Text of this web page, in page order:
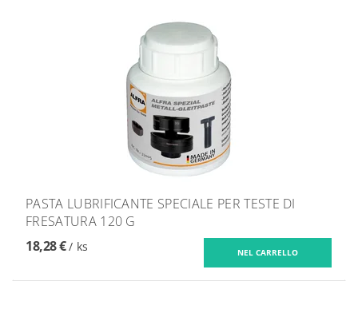
PASTA LUBRIFICANTE SPECIALE PER TESTE DI
FRESATURA 120 G
18,28 €/ ks